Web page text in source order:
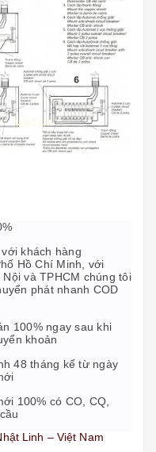
khách hàng
Hồ Chí Minh, với
và TPHCM chúng tôi
phát nhanh COD
100% ngay sau khi
khoản
48 tháng kể từ ngày
100% có CO, CQ,
Linh – Việt Nam